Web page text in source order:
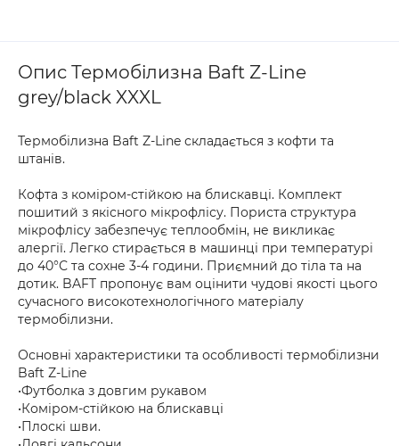
Опис Термобілизна Baft Z-Line
grey/black XXXL
Термобілизна Baft Z-Line складається з кофти та
штанів.
Кофта з коміром-стійкою на блискавці. Комплект
пошитий з якісного мікрофлісу. Пориста структура
мікрофлісу забезпечує теплообмін, не викликає
алергії. Легко стирається в машинці при температурі
до 40°С та сохне 3-4 години. Приємний до тіла та на
дотик. BAFT пропонує вам оцінити чудові якості цього
сучасного високотехнологічного матеріалу
термобілизни.
Основні характеристики та особливості термобілизни
Baft Z-Line
•Футболка з довгим рукавом
•Коміром-стійкою на блискавці
•Плоскі шви.